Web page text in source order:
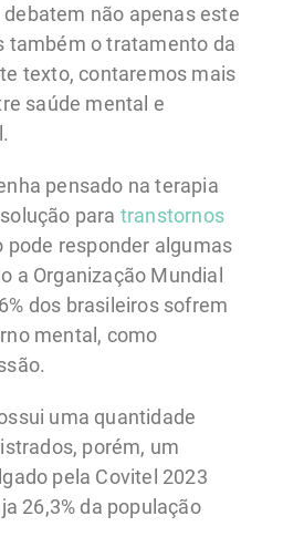
não apenas este
também o tratamento da
texto, contaremos mais
saúde mental e
pensado na terapia
para transtornos
pode responder algumas
a Organização Mundial
dos brasileiros sofrem
mental, como
uma quantidade
porém, um
pela Covitel 2023
26,3% da população